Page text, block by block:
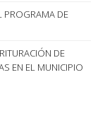
PROGRAMA DE
DE
EN EL MUNICIPIO